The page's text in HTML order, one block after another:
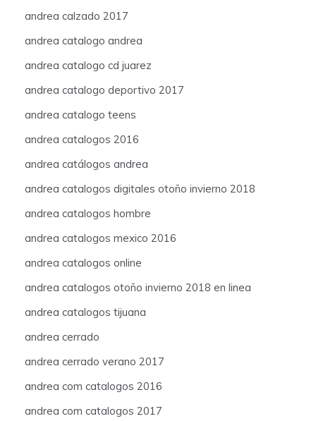
andrea calzado 2017
andrea catalogo andrea
andrea catalogo cd juarez
andrea catalogo deportivo 2017
andrea catalogo teens
andrea catalogos 2016
andrea catálogos andrea
andrea catalogos digitales otoño invierno 2018
andrea catalogos hombre
andrea catalogos mexico 2016
andrea catalogos online
andrea catalogos otoño invierno 2018 en linea
andrea catalogos tijuana
andrea cerrado
andrea cerrado verano 2017
andrea com catalogos 2016
andrea com catalogos 2017